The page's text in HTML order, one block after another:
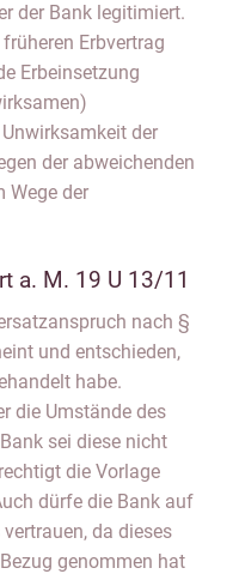
der Bank legitimiert.
Erbvertrag
Erbeinsetzung
der
der abweichenden
Wege der
a. M. 19 U 13/11
nach §
und entschieden,
habe.
die Umstände des
sei diese nicht
die Vorlage
dürfe die Bank auf
da dieses
genommen hat